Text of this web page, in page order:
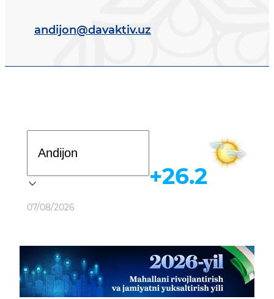
andijon@davaktiv.uz
Ob-havo
07/08/2026
+26.2